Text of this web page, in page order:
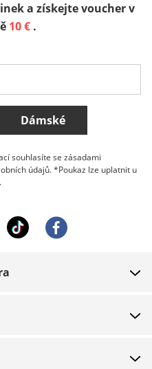
Norge
země
a získejte voucher v
10 € .
Dámské
souhlasíte se zásadami
údajů. *Poukaz lze uplatnit u